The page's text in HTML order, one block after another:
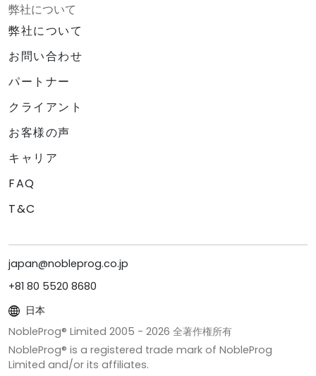
弊社について
弊社について
お問い合わせ
パートナー
クライアント
お客様の声
キャリア
FAQ
T&C
japan@nobleprog.co.jp
+81 80 5520 8680
日本
NobleProg® Limited 2005 - 2026 全著作権所有
NobleProg® is a registered trade mark of NobleProg
Limited and/or its affiliates.